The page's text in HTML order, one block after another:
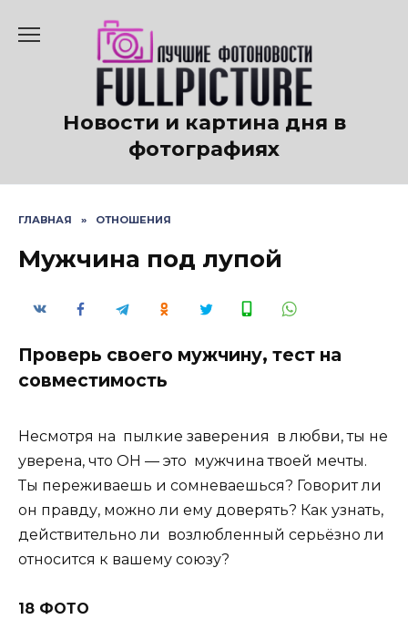
содержанию
Новости и картина дня в
фотографиях
ГЛАВНАЯ » ОТНОШЕНИЯ
Мужчина под лупой
Проверь своего мужчину, тест на
совместимость
Несмотря на пылкие заверения в любви, ты не
уверена, что ОН — это мужчина твоей мечты.
Ты переживаешь и сомневаешься? Говорит ли
он правду, можно ли ему доверять? Как узнать,
действительно ли возлюбленный серьёзно ли
относится к вашему союзу?
18 ФОТО